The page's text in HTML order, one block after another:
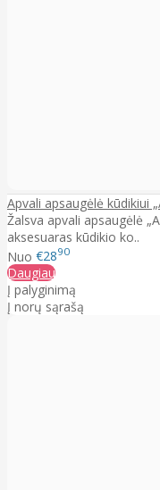
Apvali apsaugėlė kūdikiui
Žalsva apvali apsaugėlė
aksesuaras kūdikio ko..
Nuo €2890
Daugiau
Į palyginimą
Į norų sąrašą